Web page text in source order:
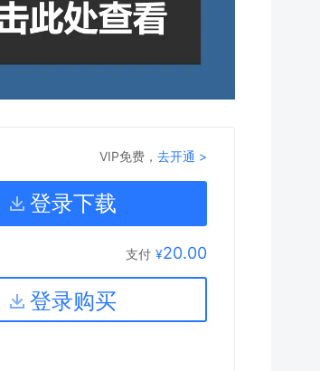
VIP免费，去开通 >
登录下载
支付 ¥20.00
登录购买